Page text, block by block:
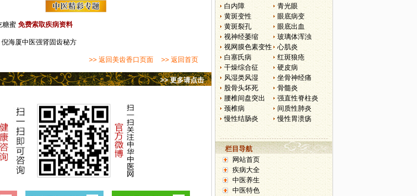
糖蜜 免费索取疾病资料
倪海厦中医强肾固齿秘方
>> 返回美齿香口页面 >> 返回首页
>> 更多请点击
白内障
青光眼
黄斑变性
眼底病变
黄斑裂孔
眼底出血
视神经萎缩
玻璃体浑浊
视网膜色素变性
心肌炎
白塞氏病
红斑狼疮
干燥综合征
硬皮病
风湿类风湿
坐骨神经痛
股骨头坏死
骨髓炎
腰椎间盘突出
强直性脊柱炎
颈椎病
间质性肺炎
慢性结肠炎
慢性胃溃疡
栏目导航
网站首页
疾病大全
中医养生
中医特色